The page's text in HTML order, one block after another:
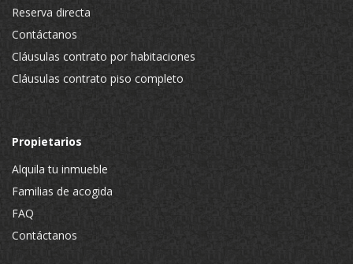
Reserva directa
Contáctanos
Cláusulas contrato por habitaciones
Cláusulas contrato piso completo
Propietarios
Alquila tu inmueble
Familias de acogida
FAQ
Contáctanos